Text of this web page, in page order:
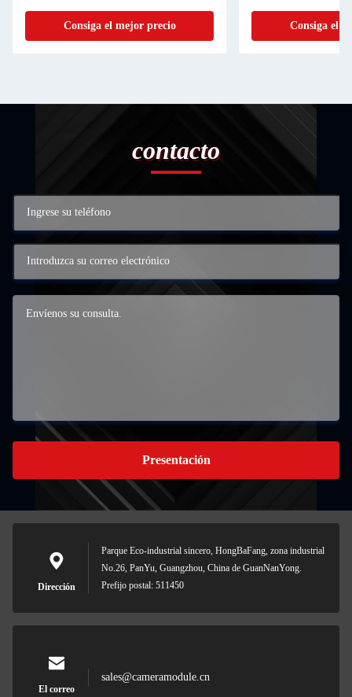
Consiga el mejor precio Consiga el
contacto
Presentación
Dirección
Parque Eco-industrial sincero, HongBaFang, zona industrial
No.26, PanYu, Guangzhou, China de GuanNanYong.
Prefijo postal: 511450
El correo
sales@cameramodule.cn